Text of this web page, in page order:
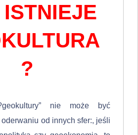
?
nie może być
od in­nych sfer:, jeśli